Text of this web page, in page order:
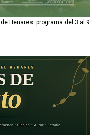
Henares: programa del 3 al 9